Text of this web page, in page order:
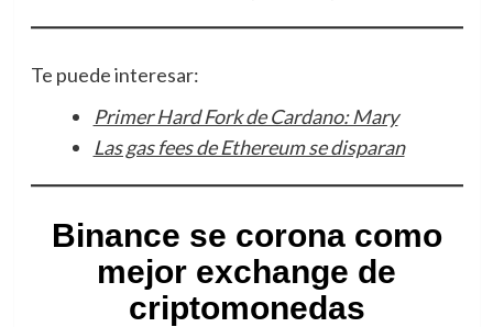
Te puede interesar:
Primer Hard Fork de Cardano: Mary
Las gas fees de Ethereum se disparan
Binance se corona como
mejor exchange de
criptomonedas